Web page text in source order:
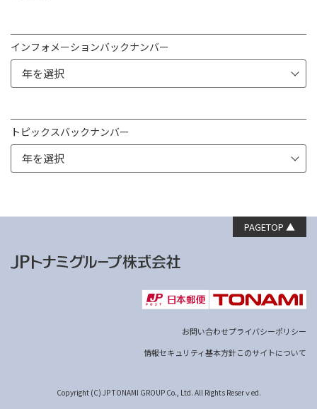
インフォメーションバックナンバー
トピックスバックナンバー
PAGETOP ▲
お問い合わせプライバシーポリシー
情報セキュリティ基本方針このサイトについて
Copyright (C) JP TONAMI GROUP Co., Ltd. All Rights Reserｖed.